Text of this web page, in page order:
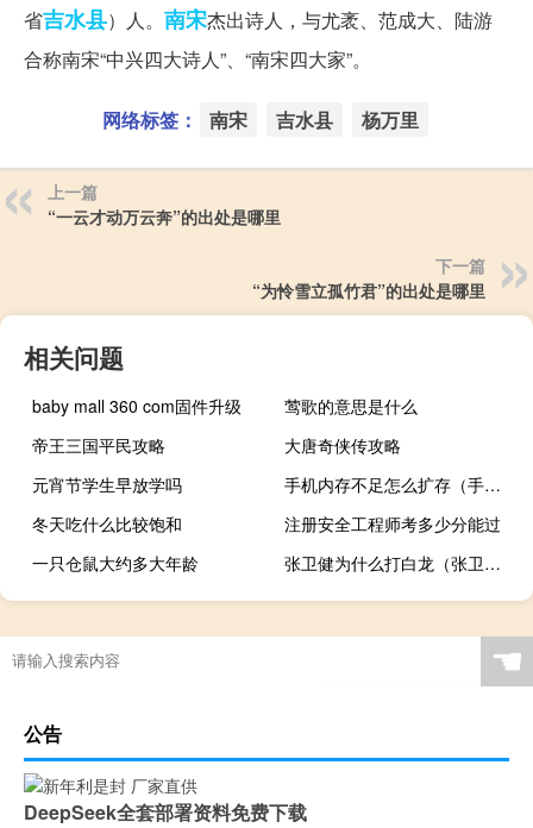
省吉水县）人。 南宋杰出诗人，与尤袤、范成大、陆游
合称南宋“中兴四大诗人”、“南宋四大家”。
网络标签： 南宋 吉水县 杨万里
上一篇
“一云才动万云奔”的出处是哪里
下一篇
“为怜雪立孤竹君”的出处是哪里
相关问题
baby mall 360 com固件升级
莺歌的意思是什么
帝王三国平民攻略
大唐奇侠传攻略
元宵节学生早放学吗
手机内存不足怎么扩存（手机内存不足怎么扩展）
冬天吃什么比较饱和
注册安全工程师考多少分能过
一只仓鼠大约多大年龄
张卫健为什么打白龙（张卫健为什么打王伯昭）
☚
公告
DeepSeek全套部署资料免费下载